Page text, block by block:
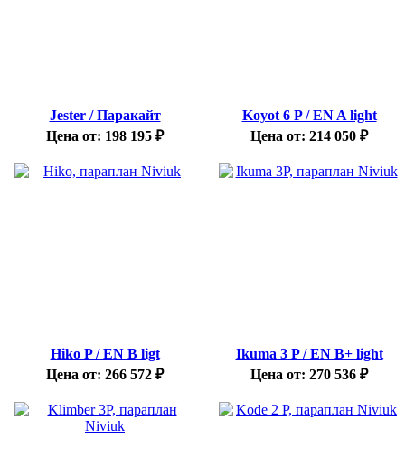
Jester / Паракайт
Цена от: 198 195 ₽
Koyot 6 P / EN A light
Цена от: 214 050 ₽
Hiko P / EN B ligt
Цена от: 266 572 ₽
Ikuma 3 P / EN B+ light
Цена от: 270 536 ₽